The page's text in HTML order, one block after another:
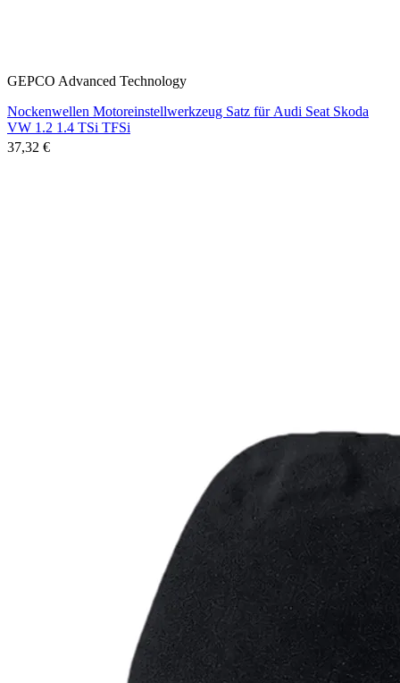
GEPCO Advanced Technology
Nockenwellen Motoreinstellwerkzeug Satz für Audi Seat Skoda
VW 1.2 1.4 TSi TFSi
37,32 €